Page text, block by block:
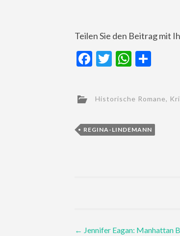
Teilen Sie den Beitrag mit
Facebook
Twitter
Historische Romane
REGINA-LINDEMANN
Post
← Jennifer Eagan: Manhattan